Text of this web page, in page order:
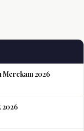
Merekam 2026
2026